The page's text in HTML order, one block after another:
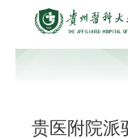
贵医附院派